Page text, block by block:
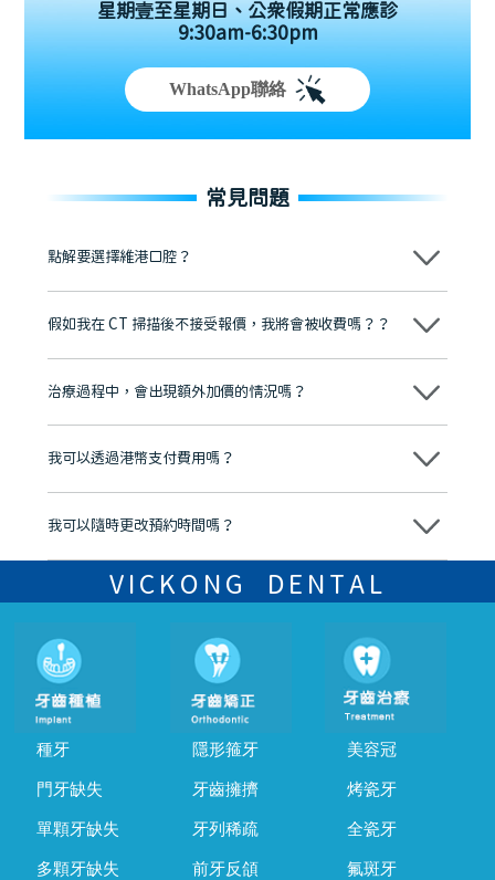
星期壹至星期日、公眾假期正常應診
9:30am-6:30pm
WhatsApp聯絡
常見問題
點解要選擇維港口腔？
維港口腔踐行「醫道濟世」的大學校訓，各分院匯聚來自香港、內地的
牌」、「2025香港企業領袖品牌」，是諾貝爾種植系統全球放心植牙中
至今已服務超過三十個國家和地區的顧客，受到粵港澳大灣區及周邊城
市市民極高的口碑評價及信任推薦 珠海、深圳設有八大分院，香港亦設
有咨詢及服務保障中心，有任何問題都可以隨時預約免費咨詢，讓人十
假如我在 CT 掃描後不接受報價，我將會被收費嗎？？
不會！只要未開始實際服務之前，你不會被收取任何費用。
治療過程中，會出現額外加價的情況嗎？
不會，治療前我們會詳細說明治療方案及對應的價錢，顧客同意並簽字
我可以透過港幣支付費用嗎？
可以。維港口腔會按照當日匯率轉算收取費用，而匯率會及時告知客人
我可以隨時更改預約時間嗎？
可以，請盡早通過wechat或whatsapp聯絡我們，告知我們你原本預約
的時間及資料，並且重新預約的日期及時段
VICKONG DENTAL
種牙
門牙缺失
單顆牙缺失
多顆牙缺失
隱形箍牙
牙齒擁擠
牙列稀疏
前牙反頜
美容冠
烤瓷牙
全瓷牙
氟斑牙